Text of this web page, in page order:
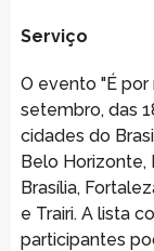
Serviço
O evento "É
setembro, das
cidades do
Belo Horizonte,
Brasília,
e Trairi. A lista
participantes